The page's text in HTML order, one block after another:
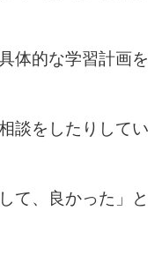
体的な学習計画を
談をしたりしてい
て、良かった」と